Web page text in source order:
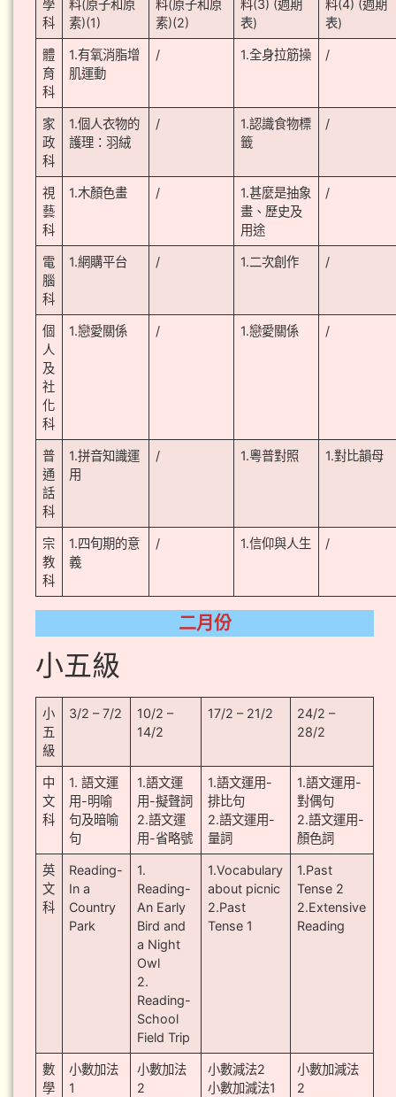
學
科
料(原子和原
素)(1)
料(原子和原
素)(2)
料(3) (週期
表)
料(4) (週期
表)
體
育
科
1.有氧消脂增
肌運動
/ 1.全身拉筋操 /
家
政
科
1.個人衣物的
護理：羽絨
/
1.認識食物標
籤
/
視
藝
科
1.木顏色畫 /
1.甚麼是抽象
畫、歷史及
用途
/
電
腦
科
1.網購平台 / 1.二次創作 /
個
人
及
社
化
科
1.戀愛關係 / 1.戀愛關係 /
普
通
話
科
1.拼音知識運
用
/ 1.粵普對照 1.對比韻母
宗
教
科
1.四旬期的意
義
/ 1.信仰與人生 /
二月份
小五級
小
五
級
3/2 – 7/2
10/2 –
14/2
17/2 – 21/2
24/2 –
28/2
中
文
科
1. 語文運
用-明喻
句及暗喻
句
1.語文運
用-擬聲詞
2.語文運
用-省略號
1.語文運用-
排比句
2.語文運用-
量詞
1.語文運用-
對偶句
2.語文運用-
顏色詞
英
文
科
Reading-
In a
Country
Park
1.
Reading-
An Early
Bird and
a Night
Owl
2.
Reading-
School
Field Trip
1.Vocabulary
about picnic
2.Past
Tense 1
1.Past
Tense 2
2.Extensive
Reading
數
學
小數加法
1
小數加法
2
小數減法2
小數加減法1
小數加減法
2